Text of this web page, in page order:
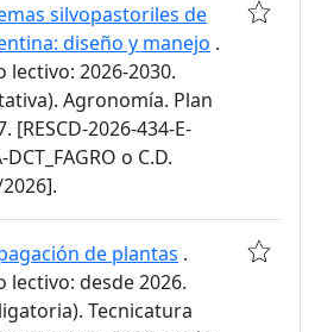
silvopastoriles de
diseño y manejo .
lectivo: 2026-2030.
Agronomía. Plan
[RESCD-2026-434-E-
DCT_FAGRO o C.D.
de plantas .
lectivo: desde 2026.
Tecnicatura